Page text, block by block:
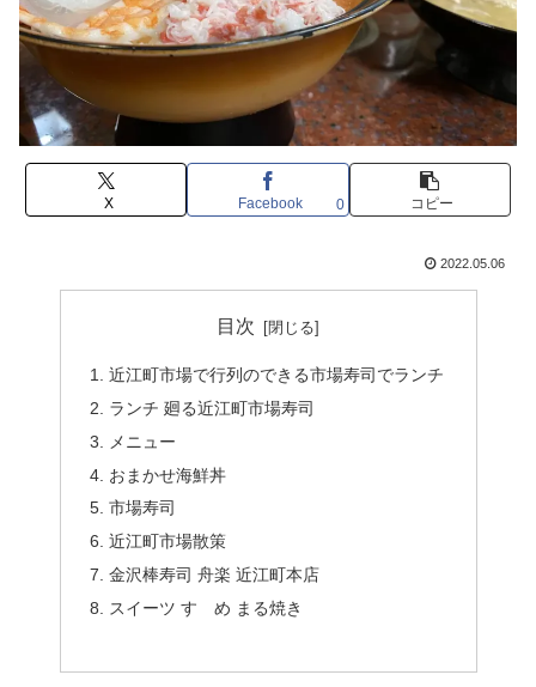
X Facebook 0 コピー
2022.05.06
目次
近江町市場で行列のできる市場寿司でランチ
ランチ 廻る近江町市場寿司
メニュー
おまかせ海鮮丼
市場寿司
近江町市場散策
金沢棒寿司 舟楽 近江町本店
スイーツ すゞめ まる焼き